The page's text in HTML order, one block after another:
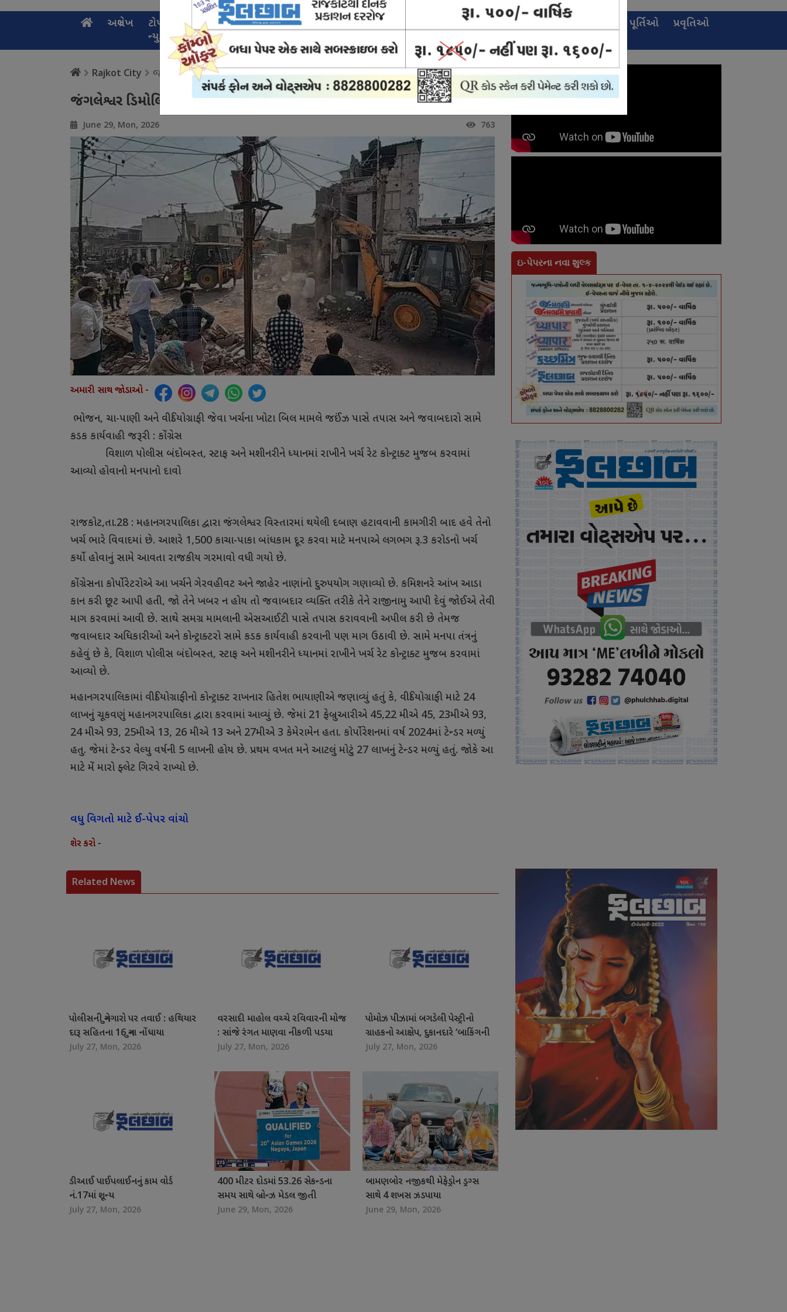
અગ્રલેખ
ટોપ
ન્યુઝ
નેશનલ
ન્યુઝ
સ્પોર્ટ
ક્રાઈમ
બ્રેકિંગ
રાજકોટ
પૂર્તિઓ પ્રવૃતિઓ
Rajkot City જંગલેશ્વર ડિમોલિશન ખર્ચ મુદ્દે કમિશનરના રાજીનામાની માગ
જંગલેશ્વર ડિમોલિશન ખર્ચ મુદ્દે કમિશનરના રાજીનામાની માગ
June 29, Mon, 2026 763
અમારી સાથ જોડાઓ -
ભોજન, ચા-પાણી અને વીડિયોગ્રાફી જેવા ખર્ચના ખોટા બિલ મામલે જઈંઝ પાસે તપાસ અને જવાબદારો સામે
કડક કાર્યવાહી જરૂરી : કોંગ્રેસ
વિશાળ પોલીસ બંદોબસ્ત, સ્ટાફ અને મશીનરીને ધ્યાનમાં રાખીને ખર્ચ રેટ કોન્ટ્રાક્ટ મુજબ કરવામાં
આવ્યો હોવાનો મનપાનો દાવો
રાજકોટ,તા.28 : મહાનગરપાલિકા દ્વારા જંગલેશ્વર વિસ્તારમાં થયેલી દબાણ હટાવવાની કામગીરી બાદ હવે તેનો
ખર્ચ ભારે વિવાદમાં છે. આશરે 1,500 કાચા-પાકા બાંધકામ દૂર કરવા માટે મનપાએ લગભગ રૂ.3 કરોડનો ખર્ચ
કર્યો હોવાનું સામે આવતા રાજકીય ગરમાવો વધી ગયો છે.
કોંગ્રેસના કોર્પોરેટરોએ આ ખર્ચને ગેરવહીવટ અને જાહેર નાણાંનો દુરુપયોગ ગણાવ્યો છે. કમિશનરે આંખ આડા
કાન કરી છૂટ આપી હતી, જો તેને ખબર ન હોય તો જવાબદાર વ્યક્તિ તરીકે તેને રાજીનામુ આપી દેવું જોઈએ તેવી
માગ કરવામાં આવી છે. સાથે સમગ્ર મામલાની એસઆઈટી પાસે તપાસ કરાવવાની અપીલ કરી છે તેમજ
જવાબદાર અધિકારીઓ અને કોન્ટ્રાક્ટરો સામે કડક કાર્યવાહી કરવાની પણ માગ ઉઠાવી છે. સામે મનપા તંત્રનું
કહેવું છે કે, વિશાળ પોલીસ બંદોબસ્ત, સ્ટાફ અને મશીનરીને ધ્યાનમાં રાખીને ખર્ચ રેટ કોન્ટ્રાક્ટ મુજબ કરવામાં
આવ્યો છે.
મહાનગરપાલિકામાં વીડિયોગ્રાફીનો કોન્ટ્રાક્ટ રાખનાર હિતેશ ભાયાણીએ જણાવ્યું હતું કે, વીડિયોગ્રાફી માટે 24
લાખનું ચૂકવણું મહાનગરપાલિકા દ્વારા કરવામાં આવ્યું છે. જેમાં 21 ફેબ્રુઆરીએ 45,22 મીએ 45, 23મીએ 93,
24 મીએ 93, 25મીએ 13, 26 મીએ 13 અને 27મીએ 3 કેમેરામેન હતા. કોર્પોરેશનમાં વર્ષ 2024માં ટેન્ડર મળ્યું
હતુ. જેમાં ટેન્ડર વેલ્યુ વર્ષની 5 લાખની હોય છે. પ્રથમ વખત મને આટલું મોટું 27 લાખનું ટેન્ડર મળ્યું હતું. જોકે આ
માટે મેં મારો ફ્લેટ ગિરવે રાખ્યો છે.
વધુ વિગતો માટે ઈ-પેપર વાંચો
શેર કરો -
ઇ-પેપરના નવા શુલ્ક
Related News
પોલીસની ગુનેગારો પર તવાઈ : હથિયાર
દારૂ સહિતના 16 ગુના નોંધાયા
July 27, Mon, 2026
વરસાદી માહોલ વચ્ચે રવિવારની મોજ
: સાંજે રંગત માણવા નીકળી પડયા
રંગીલા શહેરના નગરજનો
July 27, Mon, 2026
પોમોઝ પીઝામાં બગડેલી પેસ્ટ્રીનો
ગ્રાહકનો આક્ષેપ, દુકાનદારે ‘બાકિંગની
ખામી’ ગણાવી
July 27, Mon, 2026
ડીઆઈ પાઈપલાઈનનું કામ વોર્ડ
નં.17માં શૂન્ય
July 27, Mon, 2026
400 મીટર દોડમાં 53.26 સેકન્ડના
સમય સાથે બ્રોન્ઝ મેડલ જીતી
June 29, Mon, 2026
બામણબોર નજીકથી મેફેડ્રોન ડ્રગ્સ
સાથે 4 શખસ ઝડપાયા
June 29, Mon, 2026